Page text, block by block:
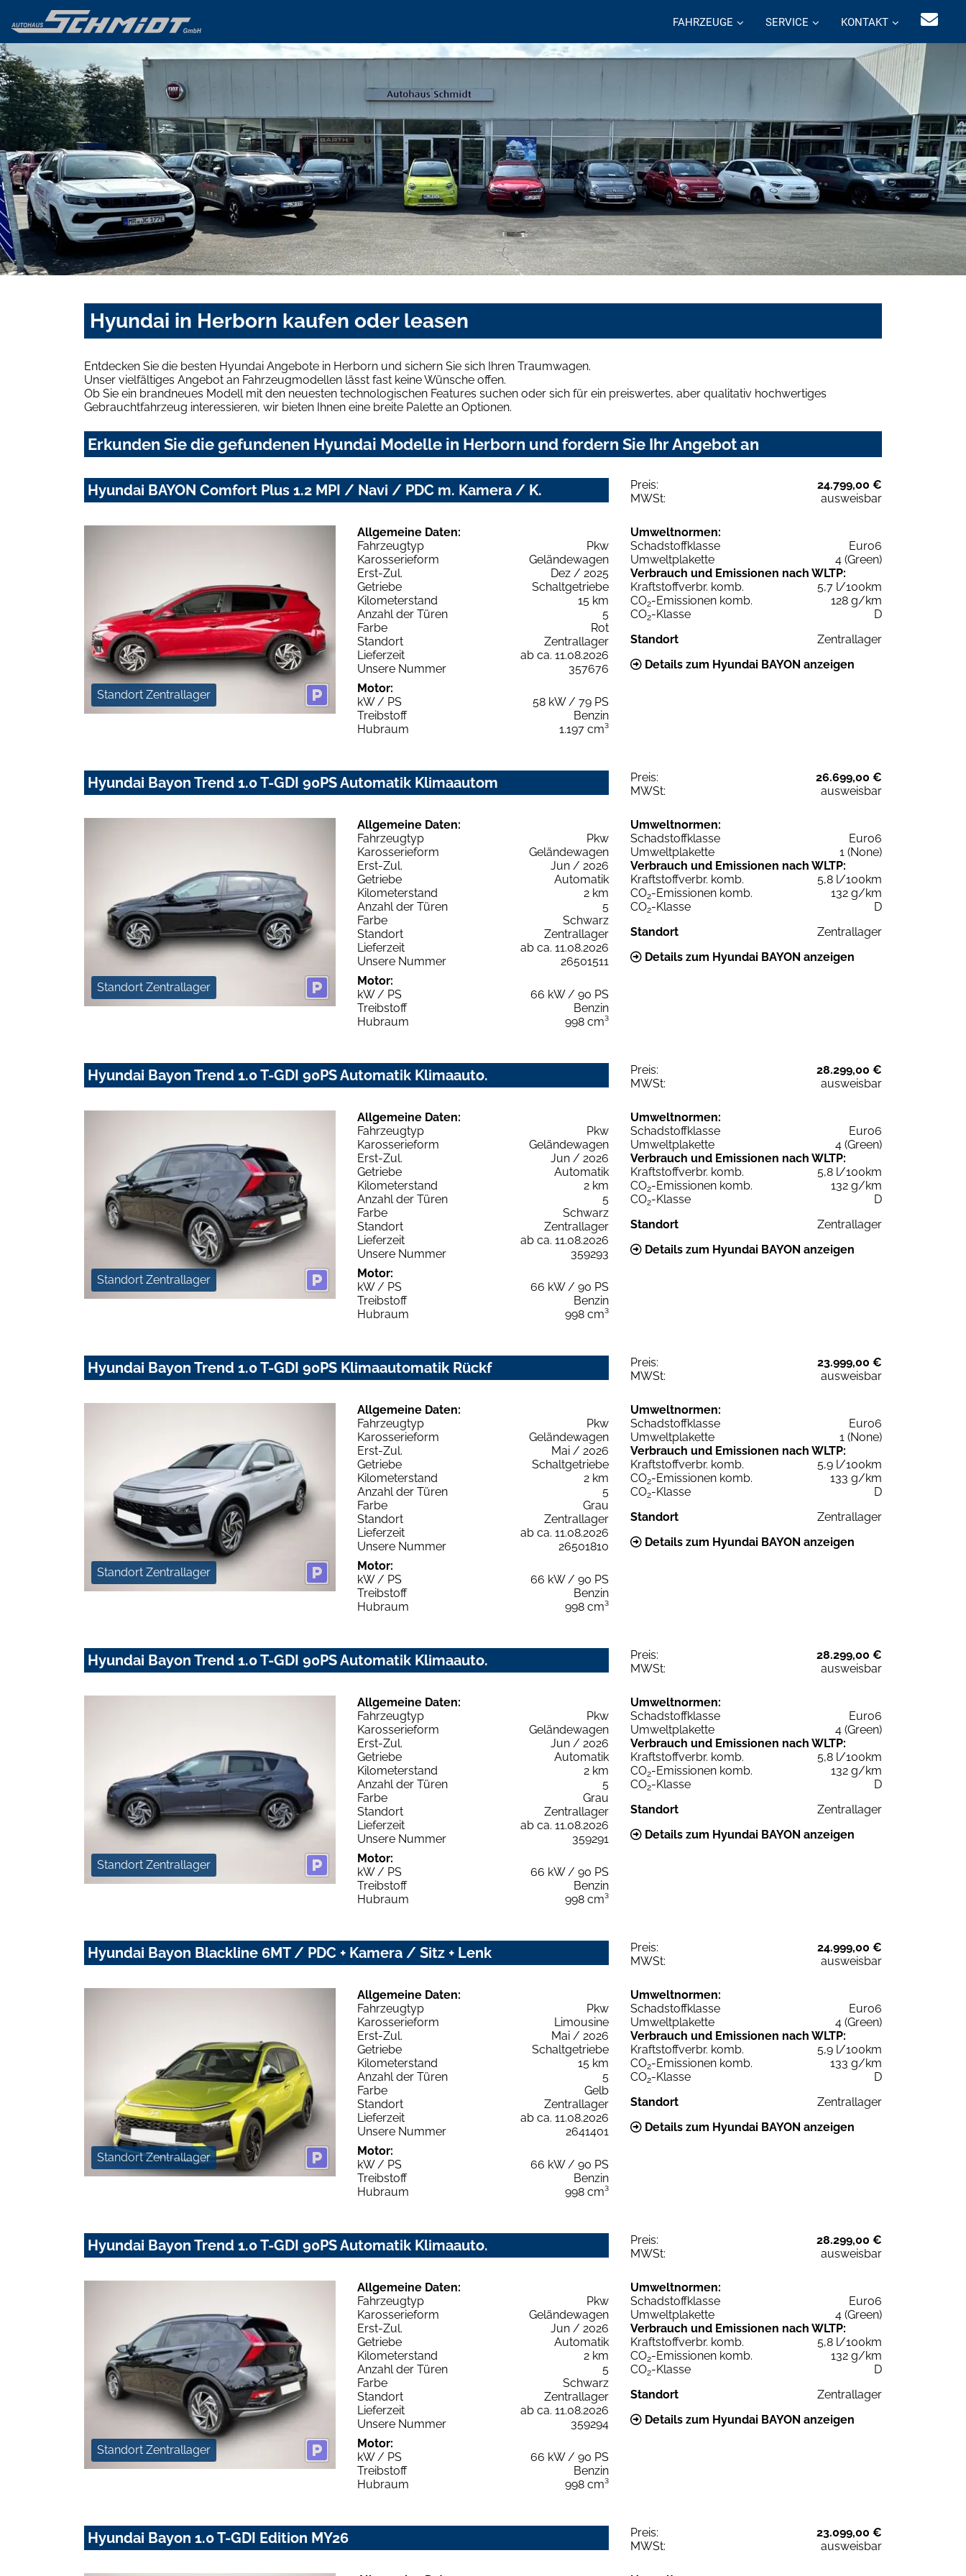
FAHRZEUGE SERVICE KONTAKT
Hyundai in Herborn kaufen oder leasen
Entdecken Sie die besten Hyundai Angebote in Herborn und sichern Sie sich Ihren Traumwagen.
Unser vielfältiges Angebot an Fahrzeugmodellen lässt fast keine Wünsche offen.
Ob Sie ein brandneues Modell mit den neuesten technologischen Features suchen oder sich für ein preiswertes, aber qualitativ hochwertiges
Gebrauchtfahrzeug interessieren, wir bieten Ihnen eine breite Palette an Optionen.
Erkunden Sie die gefundenen Hyundai Modelle in Herborn und fordern Sie Ihr Angebot an
Hyundai BAYON Comfort Plus 1.2 MPI / Navi / PDC m. Kamera / K. Preis:
24.799,00 €
MWSt:
ausweisbar
Standort Zentrallager
Allgemeine Daten:
Fahrzeugtyp
Pkw
Karosserieform
Geländewagen
Erst-Zul.
Dez / 2025
Getriebe
Schaltgetriebe
Kilometerstand
15 km
Anzahl der Türen
5
Farbe
Rot
Standort
Zentrallager
Lieferzeit
ab ca. 11.08.2026
Unsere Nummer
357676
Motor:
kW / PS
58 kW / 79 PS
Treibstoff
Benzin
Hubraum
1.197 cm³
Umweltnormen:
Schadstoffklasse
Euro6
Umweltplakette
4 (Green)
Verbrauch und Emissionen nach WLTP:
Kraftstoffverbr. komb.
5,7 l/100km
CO2-Emissionen komb.
128 g/km
CO2-Klasse
D
Standort
Zentrallager
Details zum Hyundai BAYON anzeigen
Hyundai Bayon Trend 1.0 T-GDI 90PS Automatik Klimaautom Preis:
26.699,00 €
MWSt:
ausweisbar
Standort Zentrallager
Allgemeine Daten:
Fahrzeugtyp
Pkw
Karosserieform
Geländewagen
Erst-Zul.
Jun / 2026
Getriebe
Automatik
Kilometerstand
2 km
Anzahl der Türen
5
Farbe
Schwarz
Standort
Zentrallager
Lieferzeit
ab ca. 11.08.2026
Unsere Nummer
26501511
Motor:
kW / PS
66 kW / 90 PS
Treibstoff
Benzin
Hubraum
998 cm³
Umweltnormen:
Schadstoffklasse
Euro6
Umweltplakette
1 (None)
Verbrauch und Emissionen nach WLTP:
Kraftstoffverbr. komb.
5,8 l/100km
CO2-Emissionen komb.
132 g/km
CO2-Klasse
D
Standort
Zentrallager
Details zum Hyundai BAYON anzeigen
Hyundai Bayon Trend 1.0 T-GDI 90PS Automatik Klimaauto. Preis:
28.299,00 €
MWSt:
ausweisbar
Standort Zentrallager
Allgemeine Daten:
Fahrzeugtyp
Pkw
Karosserieform
Geländewagen
Erst-Zul.
Jun / 2026
Getriebe
Automatik
Kilometerstand
2 km
Anzahl der Türen
5
Farbe
Schwarz
Standort
Zentrallager
Lieferzeit
ab ca. 11.08.2026
Unsere Nummer
359293
Motor:
kW / PS
66 kW / 90 PS
Treibstoff
Benzin
Hubraum
998 cm³
Umweltnormen:
Schadstoffklasse
Euro6
Umweltplakette
4 (Green)
Verbrauch und Emissionen nach WLTP:
Kraftstoffverbr. komb.
5,8 l/100km
CO2-Emissionen komb.
132 g/km
CO2-Klasse
D
Standort
Zentrallager
Details zum Hyundai BAYON anzeigen
Hyundai Bayon Trend 1.0 T-GDI 90PS Klimaautomatik Rückf Preis:
23.999,00 €
MWSt:
ausweisbar
Standort Zentrallager
Allgemeine Daten:
Fahrzeugtyp
Pkw
Karosserieform
Geländewagen
Erst-Zul.
Mai / 2026
Getriebe
Schaltgetriebe
Kilometerstand
2 km
Anzahl der Türen
5
Farbe
Grau
Standort
Zentrallager
Lieferzeit
ab ca. 11.08.2026
Unsere Nummer
26501810
Motor:
kW / PS
66 kW / 90 PS
Treibstoff
Benzin
Hubraum
998 cm³
Umweltnormen:
Schadstoffklasse
Euro6
Umweltplakette
1 (None)
Verbrauch und Emissionen nach WLTP:
Kraftstoffverbr. komb.
5,9 l/100km
CO2-Emissionen komb.
133 g/km
CO2-Klasse
D
Standort
Zentrallager
Details zum Hyundai BAYON anzeigen
Hyundai Bayon Trend 1.0 T-GDI 90PS Automatik Klimaauto. Preis:
28.299,00 €
MWSt:
ausweisbar
Standort Zentrallager
Allgemeine Daten:
Fahrzeugtyp
Pkw
Karosserieform
Geländewagen
Erst-Zul.
Jun / 2026
Getriebe
Automatik
Kilometerstand
2 km
Anzahl der Türen
5
Farbe
Grau
Standort
Zentrallager
Lieferzeit
ab ca. 11.08.2026
Unsere Nummer
359291
Motor:
kW / PS
66 kW / 90 PS
Treibstoff
Benzin
Hubraum
998 cm³
Umweltnormen:
Schadstoffklasse
Euro6
Umweltplakette
4 (Green)
Verbrauch und Emissionen nach WLTP:
Kraftstoffverbr. komb.
5,8 l/100km
CO2-Emissionen komb.
132 g/km
CO2-Klasse
D
Standort
Zentrallager
Details zum Hyundai BAYON anzeigen
Hyundai Bayon Blackline 6MT / PDC + Kamera / Sitz + Lenk Preis:
24.999,00 €
MWSt:
ausweisbar
Standort Zentrallager
Allgemeine Daten:
Fahrzeugtyp
Pkw
Karosserieform
Limousine
Erst-Zul.
Mai / 2026
Getriebe
Schaltgetriebe
Kilometerstand
15 km
Anzahl der Türen
5
Farbe
Gelb
Standort
Zentrallager
Lieferzeit
ab ca. 11.08.2026
Unsere Nummer
2641401
Motor:
kW / PS
66 kW / 90 PS
Treibstoff
Benzin
Hubraum
998 cm³
Umweltnormen:
Schadstoffklasse
Euro6
Umweltplakette
4 (Green)
Verbrauch und Emissionen nach WLTP:
Kraftstoffverbr. komb.
5,9 l/100km
CO2-Emissionen komb.
133 g/km
CO2-Klasse
D
Standort
Zentrallager
Details zum Hyundai BAYON anzeigen
Hyundai Bayon Trend 1.0 T-GDI 90PS Automatik Klimaauto. Preis:
28.299,00 €
MWSt:
ausweisbar
Standort Zentrallager
Allgemeine Daten:
Fahrzeugtyp
Pkw
Karosserieform
Geländewagen
Erst-Zul.
Jun / 2026
Getriebe
Automatik
Kilometerstand
2 km
Anzahl der Türen
5
Farbe
Schwarz
Standort
Zentrallager
Lieferzeit
ab ca. 11.08.2026
Unsere Nummer
359294
Motor:
kW / PS
66 kW / 90 PS
Treibstoff
Benzin
Hubraum
998 cm³
Umweltnormen:
Schadstoffklasse
Euro6
Umweltplakette
4 (Green)
Verbrauch und Emissionen nach WLTP:
Kraftstoffverbr. komb.
5,8 l/100km
CO2-Emissionen komb.
132 g/km
CO2-Klasse
D
Standort
Zentrallager
Details zum Hyundai BAYON anzeigen
Hyundai Bayon 1.0 T-GDI Edition MY26 Preis:
23.099,00 €
MWSt:
ausweisbar